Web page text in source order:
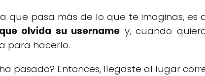
que pasa más de lo que te imaginas, es
olvida su username y, cuando
para hacerlo.
pasado? Entonces, llegaste al lugar